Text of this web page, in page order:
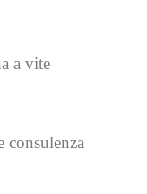
a vite
consulenza